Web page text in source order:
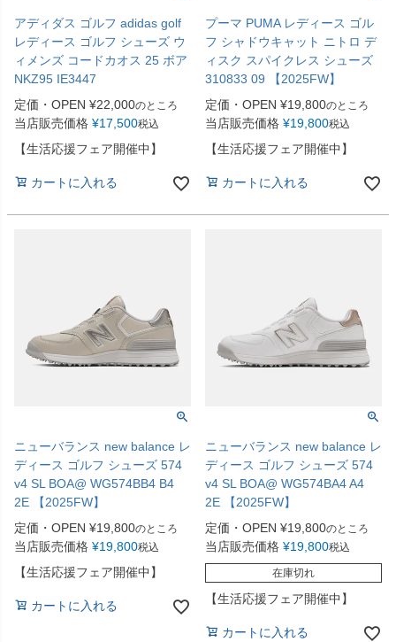
アディダス ゴルフ adidas golf
レディース ゴルフ シューズ ウ
ィメンズ コードカオス 25 ボア
NKZ95 IE3447
定価・OPEN ¥22,000のところ
当店販売価格 ¥17,500税込
【生活応援フェア開催中】
カートに入れる
プーマ PUMA レディース ゴル
フ シャドウキャット ニトロ デ
ィスク スパイクレス シューズ
310833 09 【2025FW】
定価・OPEN ¥19,800のところ
当店販売価格 ¥19,800税込
【生活応援フェア開催中】
カートに入れる
ニューバランス new balance レ
ディース ゴルフ シューズ 574
v4 SL BOA@ WG574BB4 B4
2E 【2025FW】
定価・OPEN ¥19,800のところ
当店販売価格 ¥19,800税込
【生活応援フェア開催中】
カートに入れる
ニューバランス new balance レ
ディース ゴルフ シューズ 574
v4 SL BOA@ WG574BA4 A4
2E 【2025FW】
定価・OPEN ¥19,800のところ
当店販売価格 ¥19,800税込
在庫切れ
【生活応援フェア開催中】
カートに入れる